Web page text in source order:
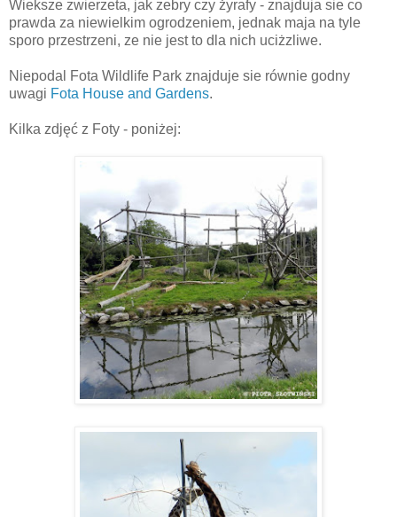
Wieksze zwierzeta, jak zebry czy żyrafy - znajduja sie co
prawda za niewielkim ogrodzeniem, jednak maja na tyle
sporo przestrzeni, ze nie jest to dla nich uciżzliwe.
Niepodal Fota Wildlife Park znajduje sie równie godny
uwagi Fota House and Gardens.
Kilka zdjęć z Foty - poniżej: